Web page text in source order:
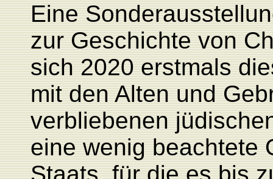
Eine
zur Geschichte von
sich 2020 erstmals
mit den Alten und
verbliebenen
eine wenig beachtete